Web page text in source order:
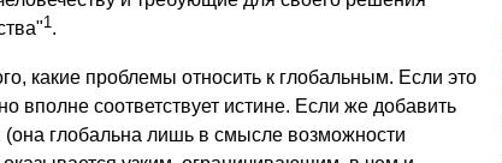
1.
какие проблемы относить к глобальным. Если это
вполне соответствует истине. Если же добавить
глобальна лишь в смысле возможности